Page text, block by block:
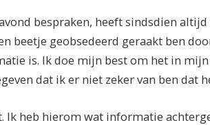
bespraken, heeft sindsdien
beetje geobsedeerd geraakt ben
is. Ik doe mijn best om het in
dat ik er niet zeker van ben dat
Ik heb hierom wat informatie